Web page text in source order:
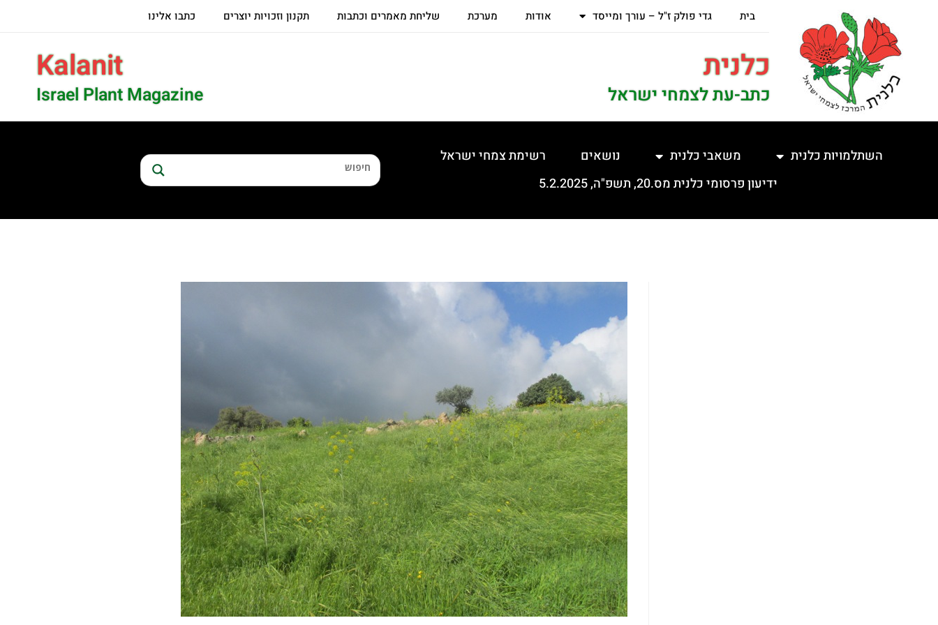
בית גדי פולק ז"ל – עורך ומייסד אודות מערכת שליחת מאמרים וכתבות תקנון וזכויות יוצרים כתבו אלינו
כלנית
כתב-עת לצמחי ישראל
Kalanit
Israel Plant Magazine
השתלמויות כלנית משאבי כלנית נושאים
רשימת צמחי ישראל
ידיעון פרסומי כלנית מס.20, תשפ"ה, 5.2.2025